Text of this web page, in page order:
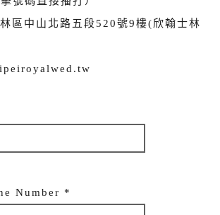
區中山北路五段520號9樓(欣翰士林
Number *